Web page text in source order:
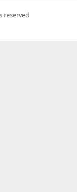
reserved